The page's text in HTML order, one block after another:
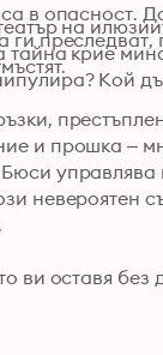
в опасност.
ги преследват,
на
тайна крие
Кой
и прошка –
управлява
невероятен
ви оставя без